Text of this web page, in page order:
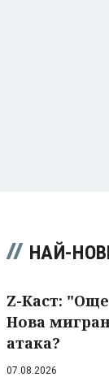
НАЙ-
Z-Каст:
Нова
атака?
07.08.2026